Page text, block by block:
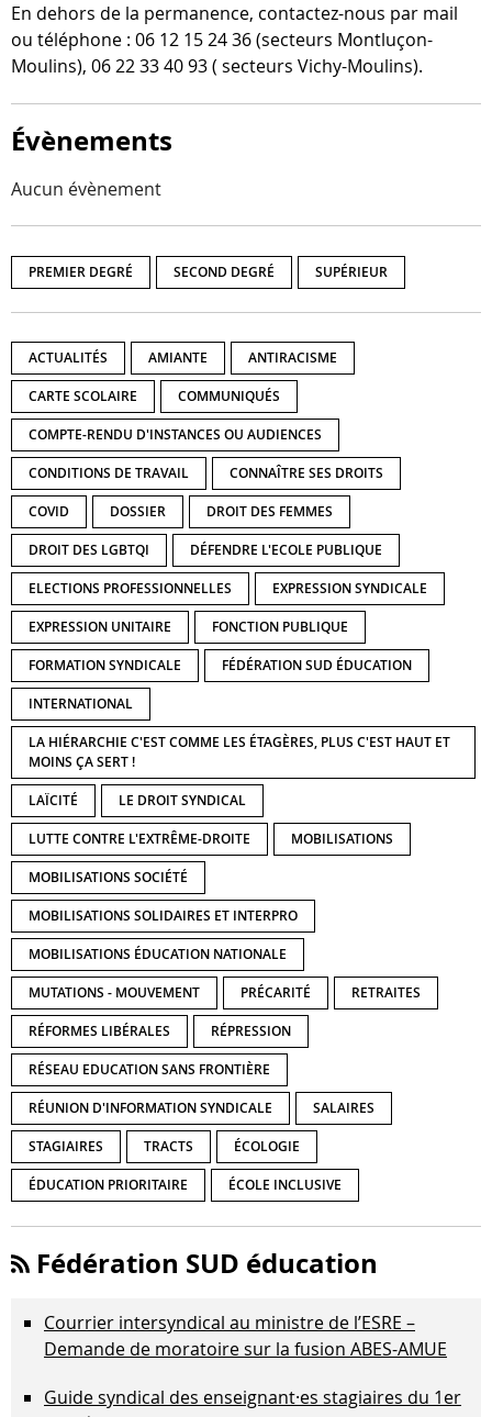
En dehors de la per­ma­nence, contactez-​nous par mail
ou télé­phone : 06 12 15 24 36 (sec­teurs Montluçon-​
Moulins), 06 22 33 40 93 ( sec­teurs Vichy-Moulins).
Évènements
Aucun évènement
PREMIER DEGRÉ SECOND DEGRÉ SUPÉRIEUR
ACTUALITÉS AMIANTE ANTIRACISME
CARTE SCOLAIRE COMMUNIQUÉS
COMPTE-RENDU D'INSTANCES OU AUDIENCES
CONDITIONS DE TRAVAIL CONNAÎTRE SES DROITS
COVID DOSSIER DROIT DES FEMMES
DROIT DES LGBTQI DÉFENDRE L'ECOLE PUBLIQUE
ELECTIONS PROFESSIONNELLES EXPRESSION SYNDICALE
EXPRESSION UNITAIRE FONCTION PUBLIQUE
FORMATION SYNDICALE FÉDÉRATION SUD ÉDUCATION
INTERNATIONAL
LA HIÉRARCHIE C'EST COMME LES ÉTAGÈRES, PLUS C'EST HAUT ET
MOINS ÇA SERT !
LAÏCITÉ LE DROIT SYNDICAL
LUTTE CONTRE L'EXTRÊME-DROITE MOBILISATIONS
MOBILISATIONS SOCIÉTÉ
MOBILISATIONS SOLIDAIRES ET INTERPRO
MOBILISATIONS ÉDUCATION NATIONALE
MUTATIONS - MOUVEMENT PRÉCARITÉ RETRAITES
RÉFORMES LIBÉRALES RÉPRESSION
RÉSEAU EDUCATION SANS FRONTIÈRE
RÉUNION D'INFORMATION SYNDICALE SALAIRES
STAGIAIRES TRACTS ÉCOLOGIE
ÉDUCATION PRIORITAIRE ÉCOLE INCLUSIVE
Fédération SUD éducation
Courrier intersyndical au ministre de l’ESRE –
Demande de moratoire sur la fusion ABES-AMUE
Guide syndical des enseignant·es stagiaires du 1er